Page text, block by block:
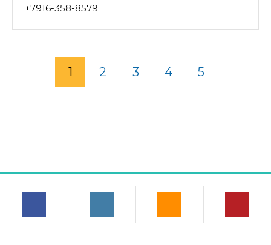
+7916-358-8579
1 2 3 4 5